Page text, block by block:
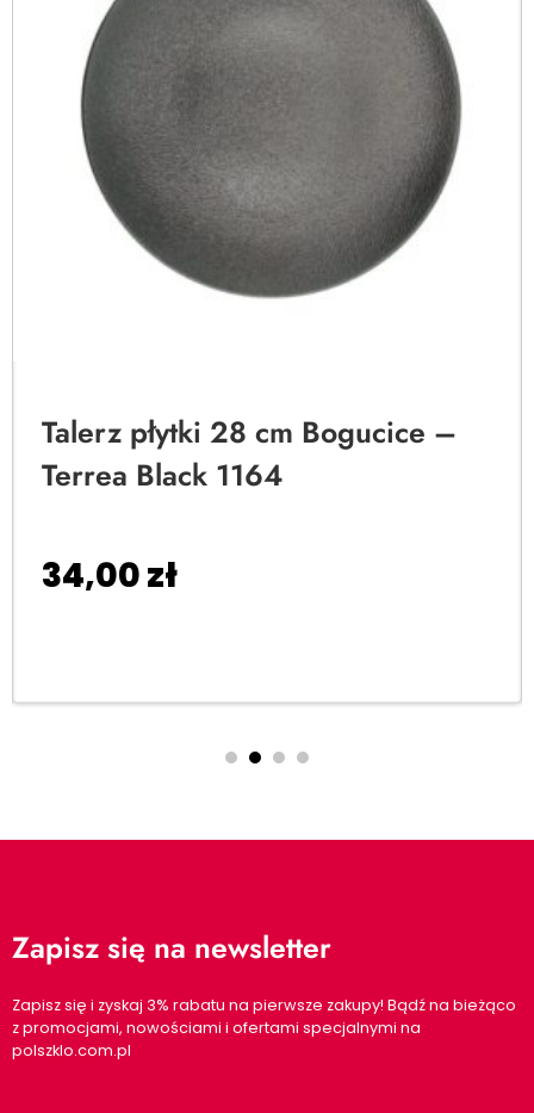
Talerz płytki 28 cm Bogucice –
Terrea Black 1164
34,00zł
Zapisz się na newsletter
Zapisz się i zyskaj 3% rabatu na pierwsze zakupy! Bądź na bieżąco
z promocjami, nowościami i ofertami specjalnymi na
polszklo.com.pl